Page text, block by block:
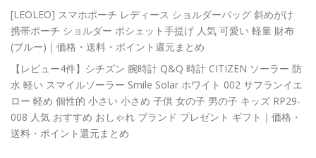
[LEOLEO] スマホポーチ レディース ショルダーバッグ 斜めがけ
携帯ポーチ ショルダー ポシェット手提げ 人気 可愛い 軽量 財布
(ブルー)｜価格・送料・ポイント還元まとめ
【レビュー4件】シチズン 腕時計 Q&Q 時計 CITIZEN ソーラー 防
水 軽い スマイルソーラー Smile Solar ホワイト 002 サフランイエ
ロー 軽め 個性的 小さい 小さめ 子供 女の子 男の子 キッズ RP29-
008 人気 おすすめ おしゃれ ブランド プレゼント ギフト｜価格・
送料・ポイント還元まとめ